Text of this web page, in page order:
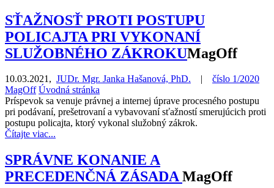
SŤAŽNOSŤ PROTI POSTUPU
POLICAJTA PRI VYKONANÍ
SLUŽOBNÉHO ZÁKROKUMagOff
10.03.2021, JUDr. Mgr. Janka Hašanová, PhD. | číslo 1/2020
MagOff Úvodná stránka
Príspevok sa venuje právnej a internej úprave procesného postupu
pri podávaní, prešetrovaní a vybavovaní sťažností smerujúcich proti
postupu policajta, ktorý vykonal služobný zákrok.
Čítajte viac...
SPRÁVNE KONANIE A
PRECEDENČNÁ ZÁSADAMagOff